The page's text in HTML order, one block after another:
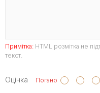
Примітка: HTML розмітка не
текст.
Оцінка Погано